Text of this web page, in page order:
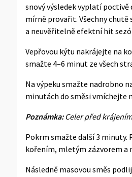
snový výsledek vyplatí
mírně provařit. Všechny chutě
a neuvěřitelně efektní hit
Vepřovou kýtu nakrájejte na
smažte 4–6 minut ze všech
Na výpeku smažte nadrobno
minutách do směsi vmíchejte
Poznámka: Celer před
Pokrm smažte další 3 minuty.
kořením, mletým zázvorem a
Následně masovou směs